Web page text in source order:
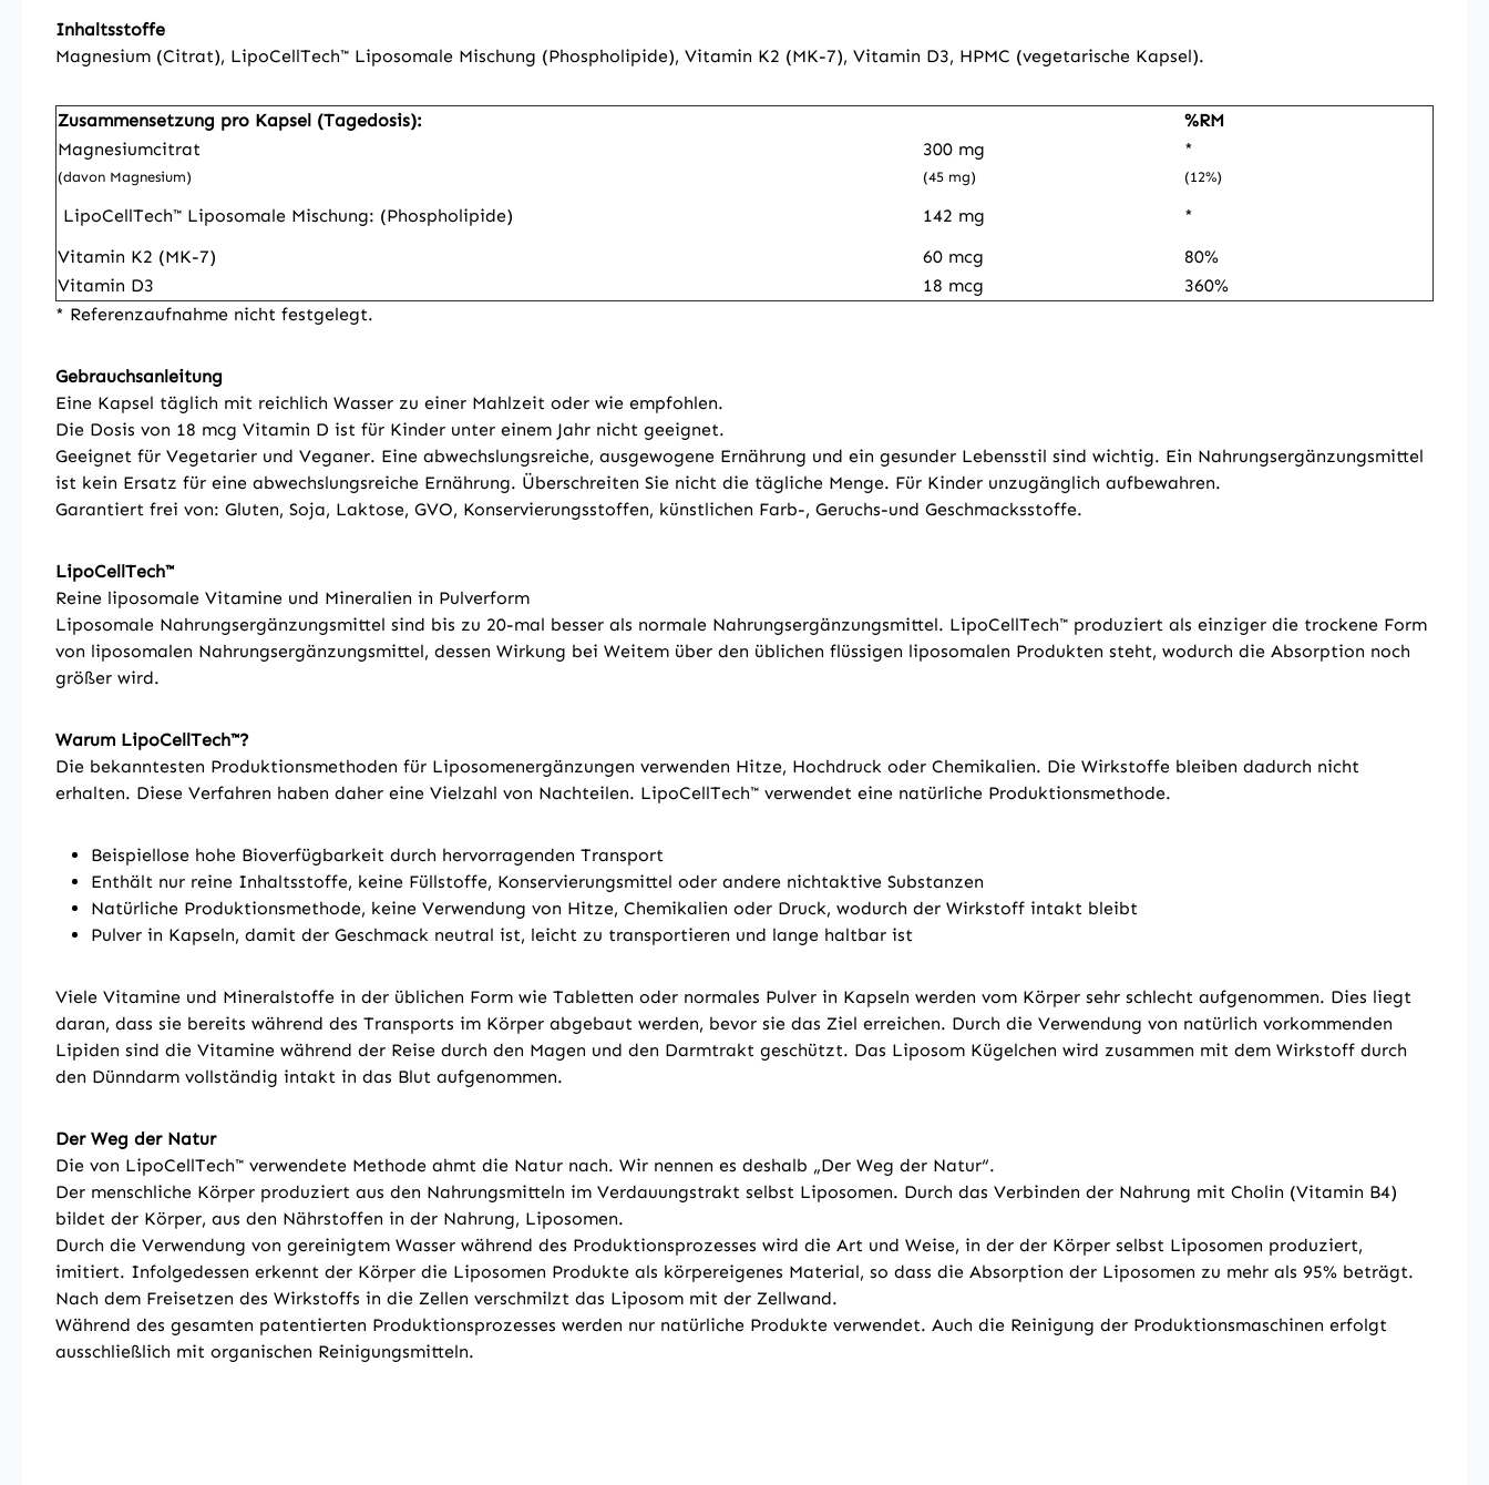
Inhaltsstoffe
Magnesium (Citrat), LipoCellTech™ Liposomale Mischung (Phospholipide), Vitamin K2 (MK-7), Vitamin D3, HPMC (vegetarische Kapsel).
Zusammensetzung pro Kapsel (Tagedosis):
%RM
Magnesiumcitrat
(davon Magnesium)
300 mg
(45 mg)
*
(12%)
LipoCellTech™ Liposomale Mischung: (Phospholipide) 142 mg
*
Vitamin K2 (MK-7)
60 mcg
80%
Vitamin D3
18 mcg
360%
* Referenzaufnahme nicht festgelegt.
Gebrauchsanleitung
Eine Kapsel täglich mit reichlich Wasser zu einer Mahlzeit oder wie empfohlen.
Die Dosis von 18 mcg Vitamin D ist für Kinder unter einem Jahr nicht geeignet.
Geeignet für Vegetarier und Veganer. Eine abwechslungsreiche, ausgewogene Ernährung und ein gesunder Lebensstil sind wichtig. Ein Nahrungsergänzungsmittel
ist kein Ersatz für eine abwechslungsreiche Ernährung. Überschreiten Sie nicht die tägliche Menge. Für Kinder unzugänglich aufbewahren.
Garantiert frei von: Gluten, Soja, Laktose, GVO, Konservierungsstoffen, künstlichen Farb-, Geruchs-und Geschmacksstoffe.
LipoCellTech™
Reine liposomale Vitamine und Mineralien in Pulverform
Liposomale Nahrungsergänzungsmittel sind bis zu 20-mal besser als normale Nahrungsergänzungsmittel. LipoCellTech™ produziert als einziger die trockene Form
von liposomalen Nahrungsergänzungsmittel, dessen Wirkung bei Weitem über den üblichen flüssigen liposomalen Produkten steht, wodurch die Absorption noch
größer wird.
Warum LipoCellTech™?
Die bekanntesten Produktionsmethoden für Liposomenergänzungen verwenden Hitze, Hochdruck oder Chemikalien. Die Wirkstoffe bleiben dadurch nicht
erhalten. Diese Verfahren haben daher eine Vielzahl von Nachteilen. LipoCellTech™ verwendet eine natürliche Produktionsmethode.
Beispiellose hohe Bioverfügbarkeit durch hervorragenden Transport
Enthält nur reine Inhaltsstoffe, keine Füllstoffe, Konservierungsmittel oder andere nichtaktive Substanzen
Natürliche Produktionsmethode, keine Verwendung von Hitze, Chemikalien oder Druck, wodurch der Wirkstoff intakt bleibt
Pulver in Kapseln, damit der Geschmack neutral ist, leicht zu transportieren und lange haltbar ist
Viele Vitamine und Mineralstoffe in der üblichen Form wie Tabletten oder normales Pulver in Kapseln werden vom Körper sehr schlecht aufgenommen. Dies liegt
daran, dass sie bereits während des Transports im Körper abgebaut werden, bevor sie das Ziel erreichen. Durch die Verwendung von natürlich vorkommenden
Lipiden sind die Vitamine während der Reise durch den Magen und den Darmtrakt geschützt. Das Liposom Kügelchen wird zusammen mit dem Wirkstoff durch
den Dünndarm vollständig intakt in das Blut aufgenommen.
Der Weg der Natur
Die von LipoCellTech™ verwendete Methode ahmt die Natur nach. Wir nennen es deshalb „Der Weg der Natur“.
Der menschliche Körper produziert aus den Nahrungsmitteln im Verdauungstrakt selbst Liposomen. Durch das Verbinden der Nahrung mit Cholin (Vitamin B4)
bildet der Körper, aus den Nährstoffen in der Nahrung, Liposomen.
Durch die Verwendung von gereinigtem Wasser während des Produktionsprozesses wird die Art und Weise, in der der Körper selbst Liposomen produziert,
imitiert. Infolgedessen erkennt der Körper die Liposomen Produkte als körpereigenes Material, so dass die Absorption der Liposomen zu mehr als 95% beträgt.
Nach dem Freisetzen des Wirkstoffs in die Zellen verschmilzt das Liposom mit der Zellwand.
Während des gesamten patentierten Produktionsprozesses werden nur natürliche Produkte verwendet. Auch die Reinigung der Produktionsmaschinen erfolgt
ausschließlich mit organischen Reinigungsmitteln.